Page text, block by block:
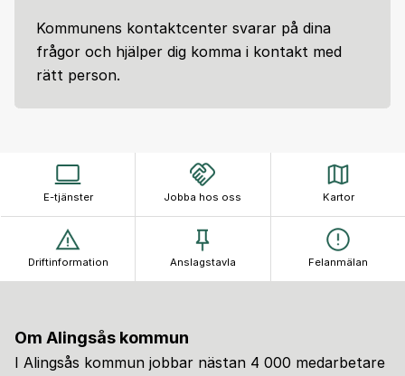
Kommunens kontaktcenter svarar på dina
frågor och hjälper dig komma i kontakt med
rätt person.
E-tjänster Jobba hos oss Kartor
Driftinformation Anslagstavla Felanmälan
Om Alingsås kommun
I Alingsås kommun jobbar nästan 4 000 medarbetare